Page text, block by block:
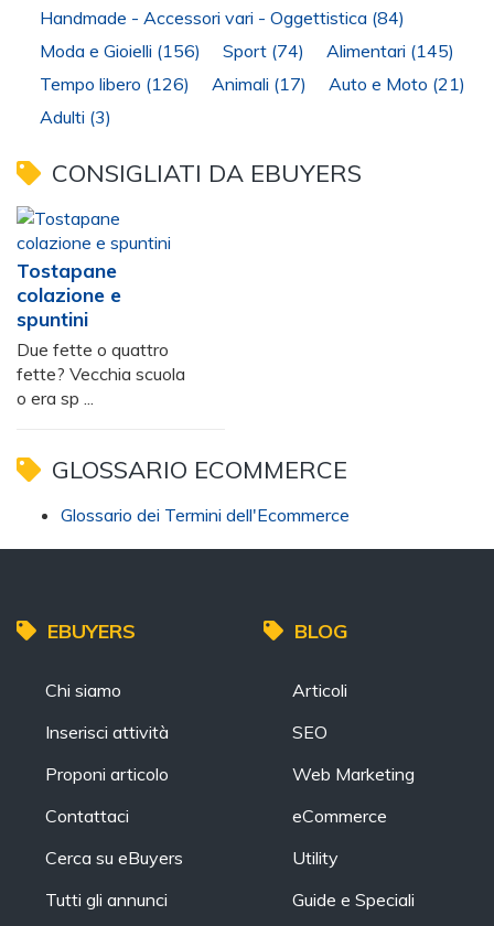
Handmade - Accessori vari - Oggettistica (84)
Moda e Gioielli (156) Sport (74) Alimentari (145)
Tempo libero (126) Animali (17) Auto e Moto (21)
Adulti (3)
CONSIGLIATI DA EBUYERS
Tostapane
colazione e
spuntini
Due fette o quattro
fette? Vecchia scuola
o era sp ...
GLOSSARIO ECOMMERCE
Glossario dei Termini dell'Ecommerce
EBUYERS
Chi siamo
Inserisci attività
Proponi articolo
Contattaci
Cerca su eBuyers
Tutti gli annunci
BLOG
Articoli
SEO
Web Marketing
eCommerce
Utility
Guide e Speciali